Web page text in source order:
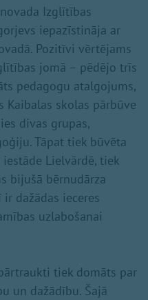
Izglītības
iepazīstināja ar
Pozitīvi vērtējams
jomā – pēdējo trīs
pedagogu atalgojums,
Kaibalas skolas pārbūve
divas grupas,
Tāpat tiek būvēta
Lielvārdē, tiek
bijušā bērnudārza
ir dažādas ieceres
uzlabošanai
tiek domāts par
un dažādību. Šajā